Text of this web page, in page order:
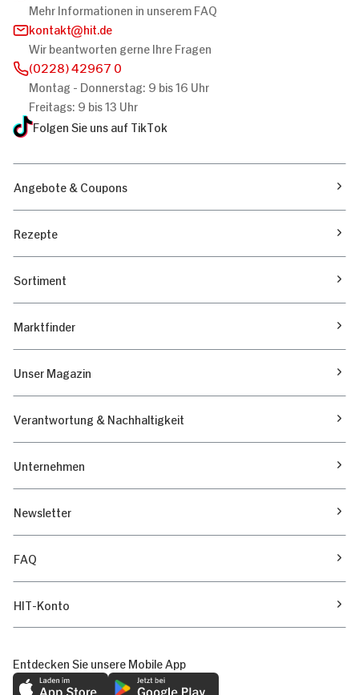
Mehr Informationen in unserem FAQ
kontakt
hit.de
Wir beantworten gerne Ihre Fragen
(0228) 42967 0
Montag - Donnerstag: 9 bis 16 Uhr
Freitags: 9 bis 13 Uhr
Folgen Sie uns auf TikTok
Angebote & Coupons
Rezepte
Sortiment
Marktfinder
Unser Magazin
Verantwortung & Nachhaltigkeit
Unternehmen
Newsletter
FAQ
HIT-Konto
Entdecken Sie unsere Mobile App